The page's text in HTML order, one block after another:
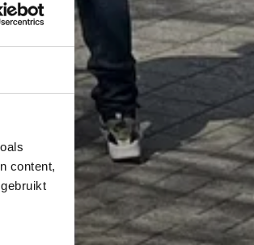
content,